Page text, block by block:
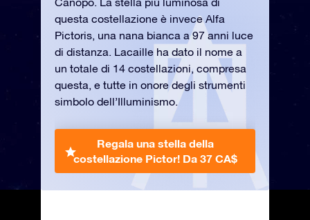
questa costellazione è invece Alfa
Pictoris, una nana bianca a 97 anni luce
di distanza. Lacaille ha dato il nome a
un totale di 14 costellazioni, compresa
questa, e tutte in onore degli strumenti
simbolo dell’Illuminismo.
Regala una stella della
costellazione Pictor! Da 37 CA$